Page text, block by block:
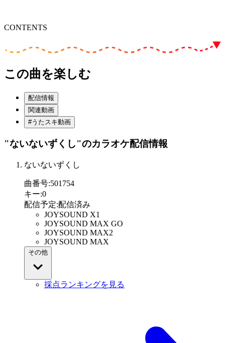
CONTENTS
この曲を楽しむ
配信情報
関連動画
#うたスキ動画
"ないないずくし"のカラオケ配信情報
ないないずくし
曲番号:501754
キー:0
配信予定:配信済み
JOYSOUND X1
JOYSOUND MAX GO
JOYSOUND MAX2
JOYSOUND MAX
その他
採点ランキングを見る